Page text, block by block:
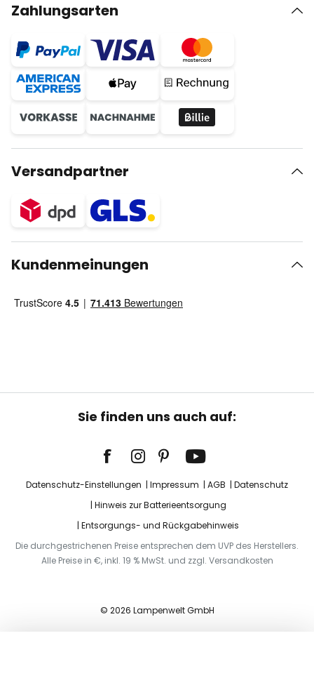
Zahlungsarten
Versandpartner
Kundenmeinungen
Sie finden uns auch auf:
Datenschutz-Einstellungen Impressum AGB
Datenschutz
Hinweis zur Batterieentsorgung
Entsorgungs- und Rückgabehinweis
Die durchgestrichenen Preise entsprechen dem UVP des Herstellers.
Alle Preise in €, inkl. 19 % MwSt. und zzgl. Versandkosten
© 2026 Lampenwelt GmbH